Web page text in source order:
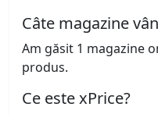
Câte magazine
Am găsit 1 magazine
produs.
Ce este xPrice?